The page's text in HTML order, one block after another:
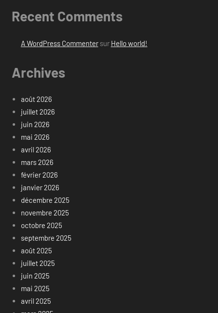
Recent Comments
A WordPress Commentersur Hello world!
Archives
août 2026
juillet 2026
juin 2026
mai 2026
avril 2026
mars 2026
février 2026
janvier 2026
décembre 2025
novembre 2025
octobre 2025
septembre 2025
août 2025
juillet 2025
juin 2025
mai 2025
avril 2025